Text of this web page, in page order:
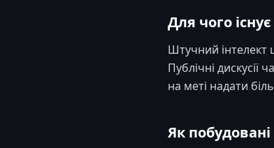
Для чого
Штучний інтелект
Публічні
на меті надати
Як